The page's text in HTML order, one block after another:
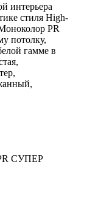
интерьера
стиля High-
PR
потолку,
гамме в
СУПЕР